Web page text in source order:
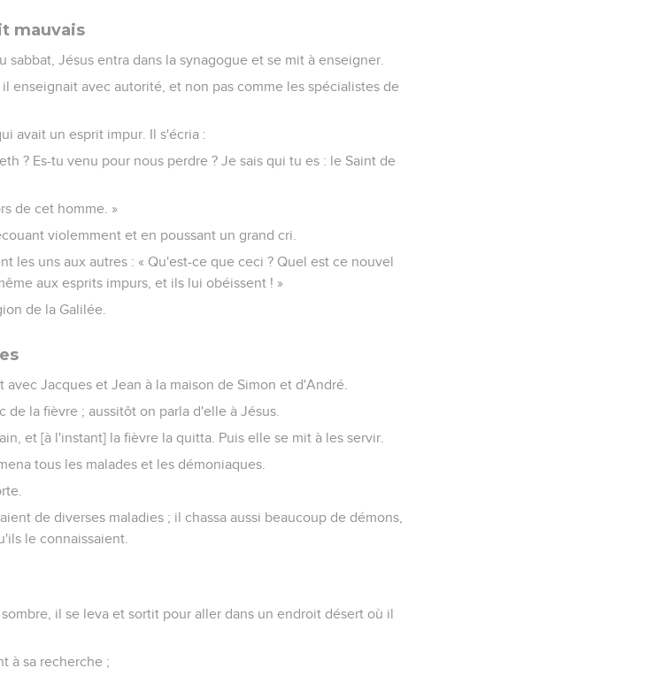
mauvais
sabbat, Jésus entra dans la synagogue et se mit à enseigner.
enseignait avec autorité, et non pas comme les spécialistes de
avait un esprit impur. Il s'écria :
? Es-tu venu pour nous perdre ? Je sais qui tu es : le Saint de
de cet homme. »
violemment et en poussant un grand cri.
les uns aux autres : « Qu'est-ce que ceci ? Quel est ce nouvel
aux esprits impurs, et ils lui obéissent ! »
de la Galilée.
Jacques et Jean à la maison de Simon et d'André.
la fièvre ; aussitôt on parla d'elle à Jésus.
et [à l'instant] la fièvre la quitta. Puis elle se mit à les servir.
tous les malades et les démoniaques.
de diverses maladies ; il chassa aussi beaucoup de démons,
le connaissaient.
il se leva et sortit pour aller dans un endroit désert où il
à sa recherche ;